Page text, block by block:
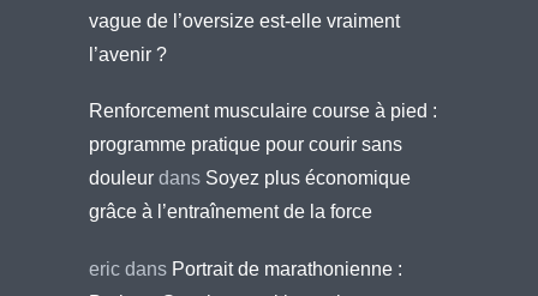
vague de l’oversize est-elle vraiment
l’avenir ?
Renforcement musculaire course à pied :
programme pratique pour courir sans
douleur dans Soyez plus économique
grâce à l’entraînement de la force
eric dans Portrait de marathonienne :